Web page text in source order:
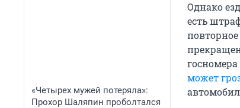
«Четырех мужей потеряла»:
Прохор Шаляпин проболтался
Однако
есть
может